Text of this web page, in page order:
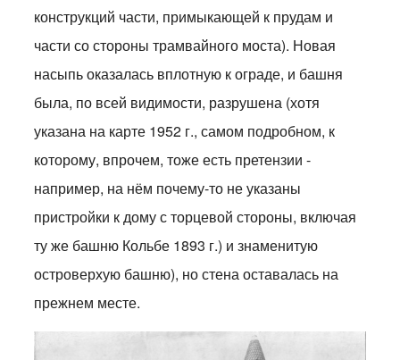
конструкций части, примыкающей к прудам и
части со стороны трамвайного моста). Новая
насыпь оказалась вплотную к ограде, и башня
была, по всей видимости, разрушена (хотя
указана на карте 1952 г., самом подробном, к
которому, впрочем, тоже есть претензии -
например, на нём почему-то не указаны
пристройки к дому с торцевой стороны, включая
ту же башню Кольбе 1893 г.) и знаменитую
островерхую башню), но стена оставалась на
прежнем месте.